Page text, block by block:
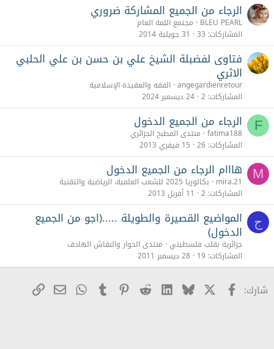
الرجاء من الجميع المشاركة ضروري
BLEU PEARL مجتمع اللمة العام
المشاركات 33 31 جويلية 2014
فتاوى لفضبلة الشيخ علي بن حسن بن علي الحلبي
الاثري
angegardienretour الفقه والعقيدة الإسلامية
المشاركات 2 24 ديسمبر 2024
F الرجاء من الجميع الدخول
fatima188 منتدى المطبخ الجزائري
المشاركات 26 15 فيفري 2013
M هااام الرجاء من الجميع الدخول
mira.21 بكالوريا 2025 للشعب العلمية، الرياضية والتقنية
المشاركات 2 11 أفريل 2013
ج المواضيع القصيرة والطويلة .....(اجو من الجميع
الدخول)
جزائرية بقلب فلسطيني منتدى الحوار والنقاش الهادف
المشاركات 19 28 ديسمبر 2011
شارك: Facebook
X
Bluesky
LinkedIn
Reddit
Pinterest
Tumblr
WhatsApp
البريدرابط